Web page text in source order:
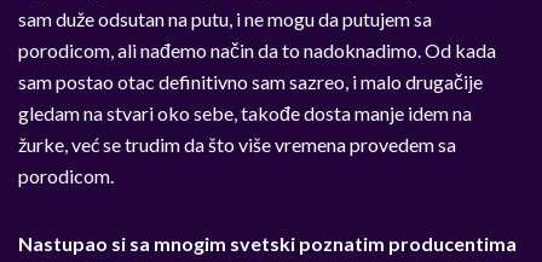
sam duže odsutan na putu, i ne mogu da putujem sa
porodicom, ali nađemo način da to nadoknadimo. Od kada
sam postao otac definitivno sam sazreo, i malo drugačije
gledam na stvari oko sebe, takođe dosta manje idem na
žurke, već se trudim da što više vremena provedem sa
porodicom.
Nastupao si sa mnogim svetski poznatim producentima